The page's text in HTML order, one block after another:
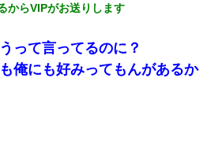
からVIPがお送りします
って言ってるのに？
俺にも好みってもんがあるか